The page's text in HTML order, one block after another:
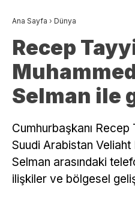
Ana Sayfa › Dünya
Recep
Selman ile
Cumhurbaşkanı
Suudi Arabistan
Selman arasındaki
ilişkiler ve bölgesel